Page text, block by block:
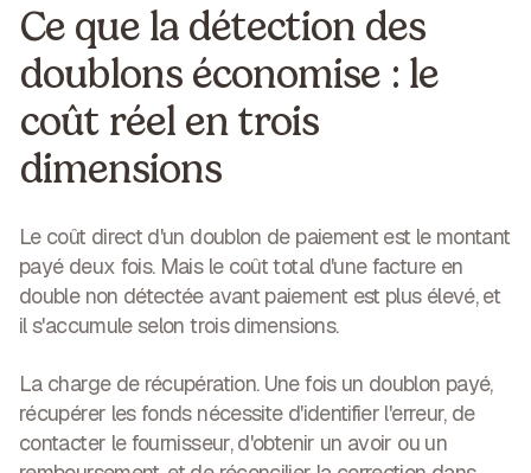
Ce que la détection des
doublons économise : le
coût réel en trois
dimensions
Le coût direct d'un doublon de paiement est le montant
payé deux fois. Mais le coût total d'une facture en
double non détectée avant paiement est plus élevé, et
il s'accumule selon trois dimensions.
La charge de récupération.Une fois un doublon payé,
récupérer les fonds nécessite d'identifier l'erreur, de
contacter le fournisseur, d'obtenir un avoir ou un